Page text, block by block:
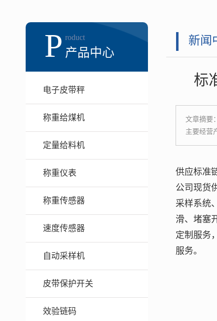
P roduct
产品中心
电子皮带秤
称重给煤机
定量给料机
称重仪表
称重传感器
速度传感器
自动采样机
皮带保护开关
效验链码
新闻
标
文章摘要：
主要经营
供应标准
公司现货
采样系统
滑、堵塞
定制服务
服务。